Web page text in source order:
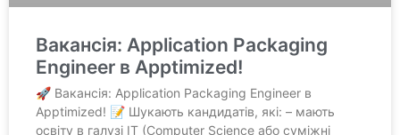
Вакансія: Application Packaging
Engineer в Apptimized!
🚀 Вакансія: Application Packaging Engineer в
Apptimized! 📝 Шукають кандидатів, які: – мають
освіту в галузі IT (Computer Science або суміжні